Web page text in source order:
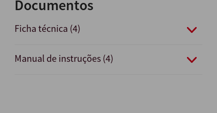
Documentos
Ficha técnica (4)
Manual de instruções (4)